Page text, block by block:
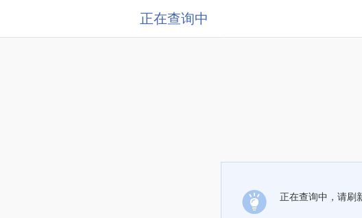
正在查询中
正在查询中，请刷